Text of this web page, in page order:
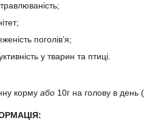
поголів’я;
у тварин та птиці.
корму або 10г на голову в